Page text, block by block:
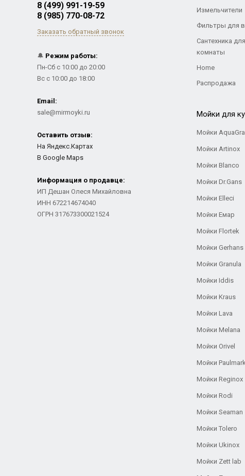
8 (499) 991-19-59
8 (985) 770-08-72
Заказать обратный звонок
🔔 Режим работы:
Пн-Сб с 10:00 до 20:00
Вс с 10:00 до 18:00
Email:
sale@mirmoyki.ru
Оставить отзыв:
На Яндекс.Картах
В Google Maps
Информация о продавце:
ИП Дешан Олеся Михайловна
ИНН 672214674040
ОГРН 317673300021524
Измельчители
Фильтры для
Сантехника
комнаты
Home
Распродажа
Мойки для
Мойки
Мойки Artinox
Мойки Blanco
Мойки Dr.Gans
Мойки Elleci
Мойки Емар
Мойки Flortek
Мойки Gerhans
Мойки Granula
Мойки Iddis
Мойки Kraus
Мойки Lava
Мойки Melana
Мойки Orivel
Мойки
Мойки Reginox
Мойки Rodi
Мойки Seaman
Мойки Tolero
Мойки Ukinox
Мойки Zett lab